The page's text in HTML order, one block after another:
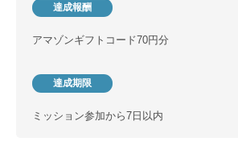
達成報酬
アマゾンギフトコード70円分
達成期限
ミッション参加から7日以内